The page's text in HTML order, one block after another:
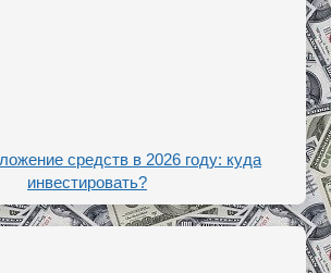
средств в 2026 году: куда
инвестировать?